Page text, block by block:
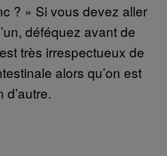
? » Si vous devez aller
déféquez avant de
très irrespectueux de
alors qu’on est
d’autre.